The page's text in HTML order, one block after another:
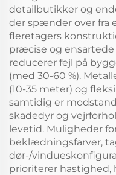
detailbutikker og
der spænder over fra
fleretagers
præcise og
reducerer fejl på
(med 30-60 %).
(10-35 meter) og
samtidig er
skadedyr og
levetid. Muligheder
beklædningsfarver,
dør-/
prioriterer hastighed,